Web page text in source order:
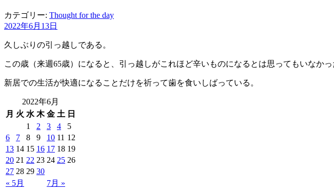
カテゴリー: Thought for the day
2022年6月13日
久しぶりの引っ越しである。
この歳（来週65歳）になると、引っ越しがこれほど辛いものになるとは思ってもいなか
新居での生活が快適になることだけを祈って歯を食いしばっている。
2022年6月
月 火 水 木 金 土 日
« 5月 7月 »
1 2 3 4
5
6
7 8 9 10 11 12
13 14 15 16 17 18 19
20 21 22 23 24 25 26
27 28 29 30